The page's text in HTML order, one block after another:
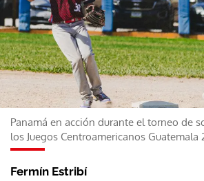
Panamá en acción durante el torneo de
los Juegos Centroamericanos Guatemala
Fermín Estribí